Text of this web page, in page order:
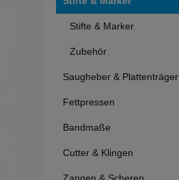
Stifte & Marker
Zubehör
Saugheber & Plattenträger
Fettpressen
Bandmaße
Cutter & Klingen